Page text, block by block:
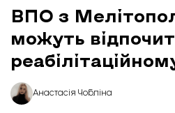
ВПО з
можуть
Анастасія Чобліна